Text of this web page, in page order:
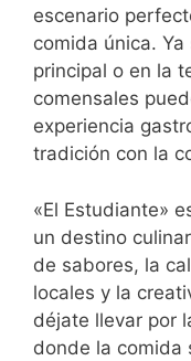
escenario
comida única.
principal o en la
comensales
experiencia
tradición con la
«El Estudiante»
un destino
de sabores, la
locales y la
déjate llevar por
donde la comida